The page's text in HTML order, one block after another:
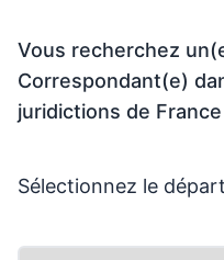
Vous recherchez
Correspondant(e)
juridictions de
Sélectionnez le